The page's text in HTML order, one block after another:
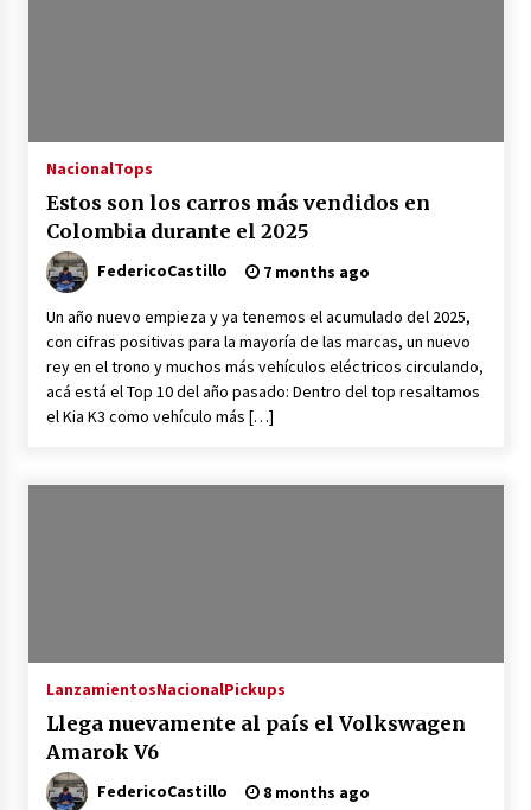
NacionalTops
Estos son los carros más vendidos en
Colombia durante el 2025
FedericoCastillo 7 months ago
Un año nuevo empieza y ya tenemos el acumulado del 2025,
con cifras positivas para la mayoría de las marcas, un nuevo
rey en el trono y muchos más vehículos eléctricos circulando,
acá está el Top 10 del año pasado: Dentro del top resaltamos
el Kia K3 como vehículo más […]
LanzamientosNacionalPickups
Llega nuevamente al país el Volkswagen
Amarok V6
FedericoCastillo 8 months ago